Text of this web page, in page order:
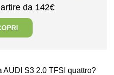
da 142€
AUDI S3 2.0 TFSI quattro?